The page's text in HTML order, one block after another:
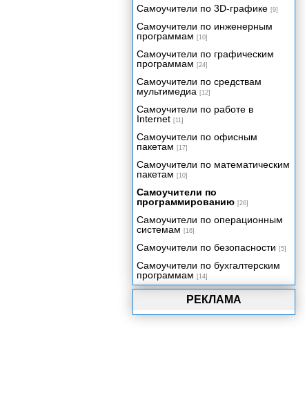
РЕКЛАМА
Справочная система и .NET
Framework
Классы коллекций в .NET
Framework. ArrayList.
Хэш-таблицы
Объектные переменные
Is и Nothing. TypeName и
TypeOf.
Проблемы с передачей
объектных переменных по
значению
Определение классов в
программе
Атрибуты уровня доступа и
создание объектов. Me.
Перегрузка членов класса
Снова о конструкторах
Снова о свойствах. Свойства и
инкапсуляция.
Область видимости переменных
Вложенные классы.
Практическое использование
вложенных классов на примере
Самоучители по 3D-графике [9]
Самоучители по инженерным
программам [10]
Самоучители по графическим
программам [24]
Самоучители по средствам
мультимедиа [12]
Самоучители по работе в
Internet [11]
Самоучители по офисным
пакетам [17]
Самоучители по математическим
пакетам [10]
Самоучители по
программированию [26]
Самоучители по операционным
системам [16]
Самоучители по безопасности [5]
Самоучители по бухгалтерским
программам [14]